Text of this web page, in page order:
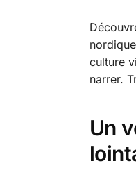
culture
narrer.
Un